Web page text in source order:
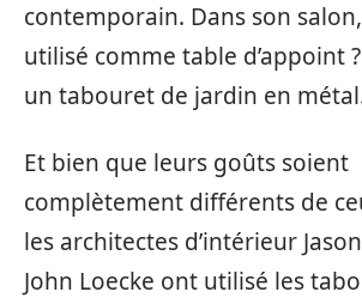
contemporain. Dans son salon,
utilisé comme table d’appoint ?
un tabouret de jardin en
Et bien que leurs goûts soient
complètement différents de
les architectes d’intérieur
John Loecke ont utilisé les